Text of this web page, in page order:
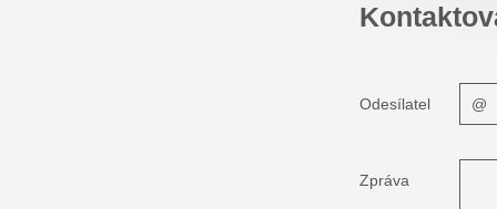
Odesílatel
Zpráva